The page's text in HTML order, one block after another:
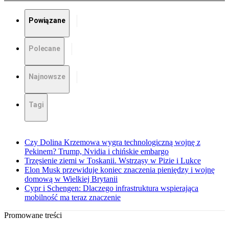
Powiązane
Polecane
Najnowsze
Tagi
Czy Dolina Krzemowa wygra technologiczną wojnę z
Pekinem? Trump, Nvidia i chińskie embargo
Trzęsienie ziemi w Toskanii. Wstrząsy w Pizie i Lukce
Elon Musk przewiduje koniec znaczenia pieniędzy i wojnę
domową w Wielkiej Brytanii
Cypr i Schengen: Dlaczego infrastruktura wspierająca
mobilność ma teraz znaczenie
Promowane treści